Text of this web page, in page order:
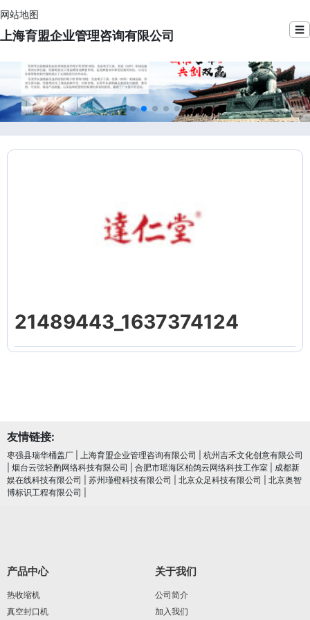
网站地图
上海育盟企业管理咨询有限公司 ☰
21489443_1637374124
友情链接:
枣强县瑞华桶盖厂 上海育盟企业管理咨询有限公司
杭州吉禾文化创意有限公司
烟台云弦轻酌网络科技有限公司 合肥市瑶海区柏鸽云网络科技工作室
成都新
娱在线科技有限公司
苏州瑾橙科技有限公司 北京众足科技有限公司
北京奥智
博标识工程有限公司
产品中心
热收缩机
真空封口机
关于我们
公司简介
加入我们